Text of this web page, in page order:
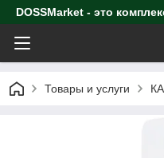
DOSSMarket - это
Товары и услуги